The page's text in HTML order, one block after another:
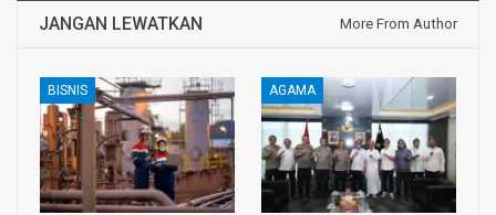
JANGAN LEWATKAN More From Author
BISNIS AGAMA